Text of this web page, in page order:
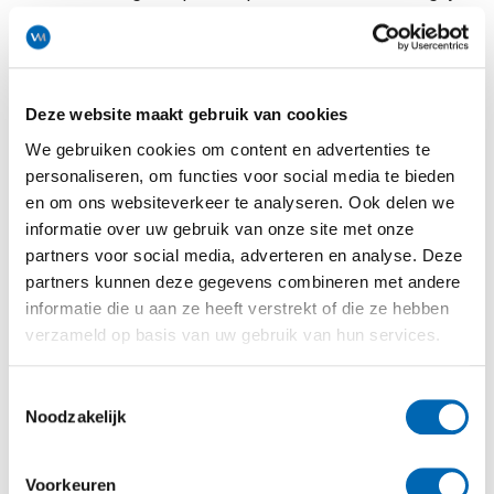
Deze website maakt gebruik van cookies
We gebruiken cookies om content en advertenties te
personaliseren, om functies voor social media te bieden
en om ons websiteverkeer te analyseren. Ook delen we
informatie over uw gebruik van onze site met onze
partners voor social media, adverteren en analyse. Deze
partners kunnen deze gegevens combineren met andere
informatie die u aan ze heeft verstrekt of die ze hebben
verzameld op basis van uw gebruik van hun services.
Noodzakelijk
Voorkeuren
zodat je productie niet stil komt te liggen.
Prijs: vergelijk de prijzen van verschillende
leveranciers en kijk verder dan alleen de
aanschafprijs. Denk daarbij aan onderhoud,
reparaties, energieverbruik en mogelijke
toekomstige upgrades.
Financieringsopties: vraag naar financieringsopties
als dat nodig is. Sommige leveranciers bieden lease-
opties of gespreide betalingen aan, wat handig kan
zijn als je startkapitaal beperkt is.
Levertijd: informeer naar de levertijd en zorg dat
de apparatuur op tijd arriveert voor de opening van